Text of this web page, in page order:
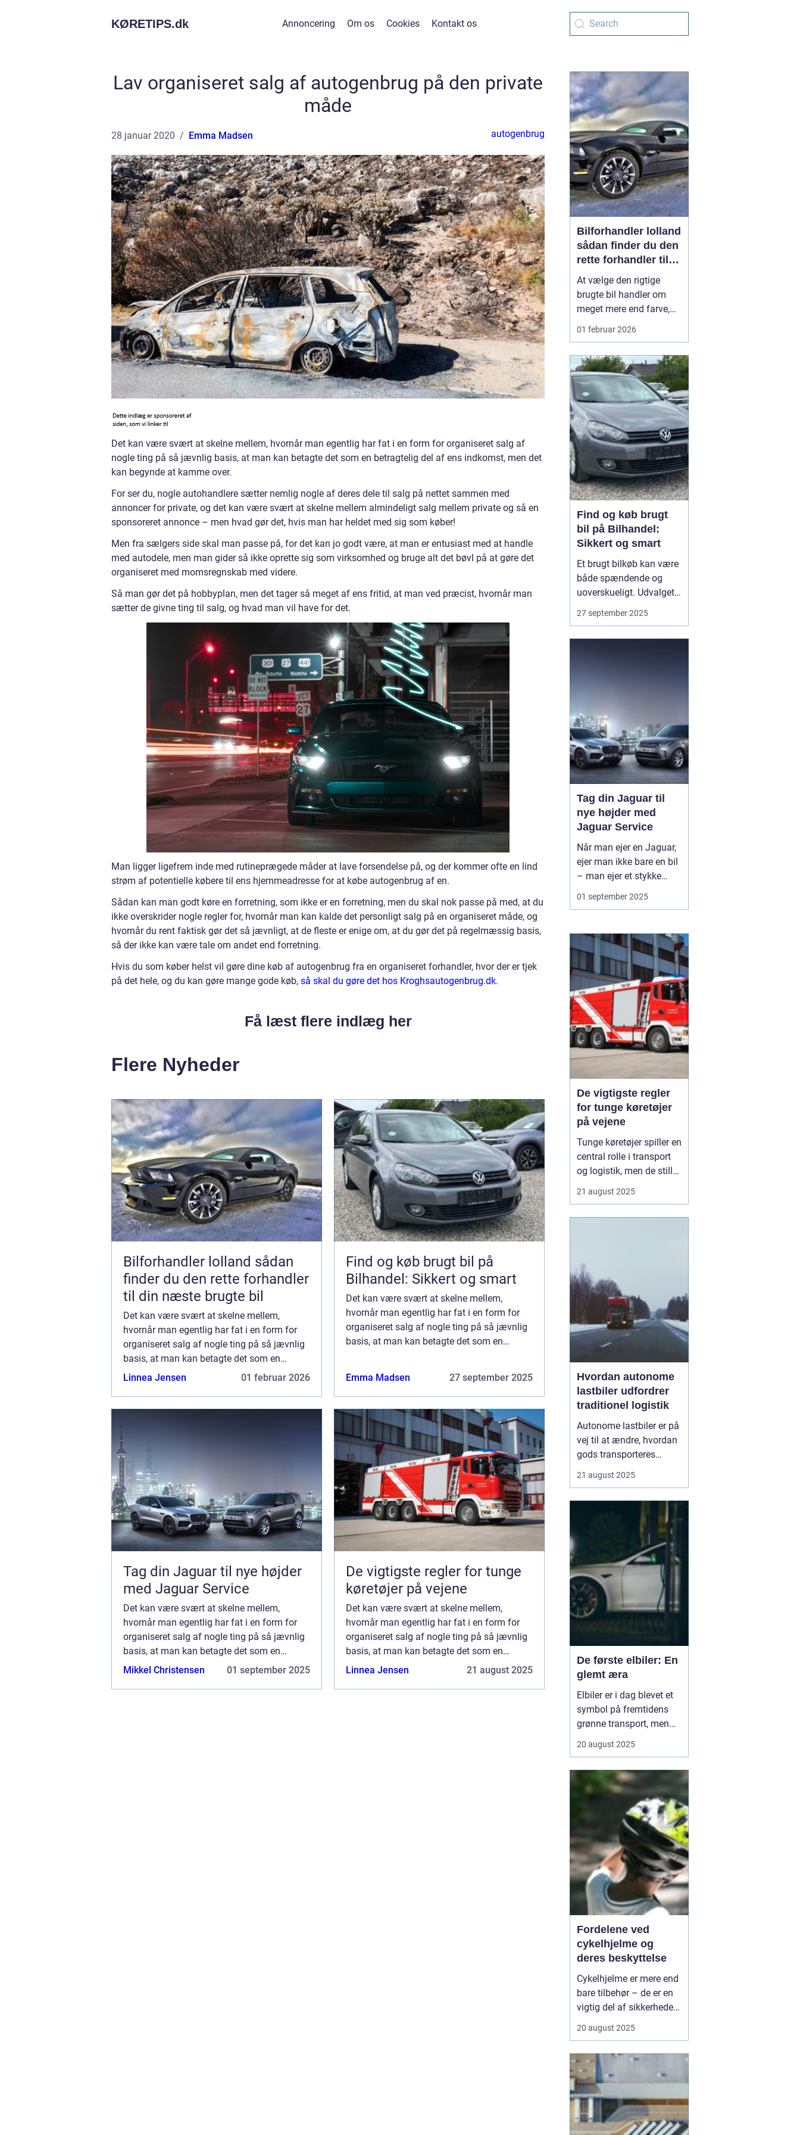
KØRETIPS.dk Annoncering Om os Cookies Kontakt os
Lav organiseret salg af autogenbrug på den private
måde
28 januar 2020 Emma Madsen autogenbrug
Det kan være svært at skelne mellem, hvornår man egentlig har fat i en form for organiseret salg af
nogle ting på så jævnlig basis, at man kan betagte det som en betragtelig del af ens indkomst, men det
kan begynde at kamme over.
For ser du, nogle autohandlere sætter nemlig nogle af deres dele til salg på nettet sammen med
annoncer for private, og det kan være svært at skelne mellem almindeligt salg mellem private og så en
sponsoreret annonce – men hvad gør det, hvis man har heldet med sig som køber!
Men fra sælgers side skal man passe på, for det kan jo godt være, at man er entusiast med at handle
med autodele, men man gider så ikke oprette sig som virksomhed og bruge alt det bøvl på at gøre det
organiseret med momsregnskab med videre.
Så man gør det på hobbyplan, men det tager så meget af ens fritid, at man ved præcist, hvornår man
sætter de givne ting til salg, og hvad man vil have for det.
Man ligger ligefrem inde med rutineprægede måder at lave forsendelse på, og der kommer ofte en lind
strøm af potentielle købere til ens hjemmeadresse for at købe autogenbrug af en.
Sådan kan man godt køre en forretning, som ikke er en forretning, men du skal nok passe på med, at du
ikke overskrider nogle regler for, hvornår man kan kalde det personligt salg på en organiseret måde, og
hvornår du rent faktisk gør det så jævnligt, at de fleste er enige om, at du gør det på regelmæssig basis,
så der ikke kan være tale om andet end forretning.
Hvis du som køber helst vil gøre dine køb af autogenbrug fra en organiseret forhandler, hvor der er tjek
på det hele, og du kan gøre mange gode køb, så skal du gøre det hos Kroghsautogenbrug.dk.
Få læst flere indlæg her
Flere Nyheder
Bilforhandler lolland sådan
finder du den rette forhandler
til din næste brugte bil
Det kan være svært at skelne mellem,
hvornår man egentlig har fat i en form for
organiseret salg af nogle ting på så jævnlig
basis, at man kan betagte det som en
betragtelig del af ens indkomst, men det kan
Linnea Jensen 01 februar 2026
Find og køb brugt bil på
Bilhandel: Sikkert og smart
Det kan være svært at skelne mellem,
hvornår man egentlig har fat i en form for
organiseret salg af nogle ting på så jævnlig
basis, at man kan betagte det som en
Emma Madsen 27 september 2025
Tag din Jaguar til nye højder
med Jaguar Service
Det kan være svært at skelne mellem,
hvornår man egentlig har fat i en form for
organiseret salg af nogle ting på så jævnlig
basis, at man kan betagte det som en
betragtelig del af ens indkomst, men det kan
Mikkel Christensen 01 september 2025
De vigtigste regler for tunge
køretøjer på vejene
Det kan være svært at skelne mellem,
hvornår man egentlig har fat i en form for
organiseret salg af nogle ting på så jævnlig
basis, at man kan betagte det som en
betragtelig del af ens indkomst, men det kan
Linnea Jensen 21 august 2025
Bilforhandler lolland
sådan finder du den
rette forhandler til
din næste brugte bil
At vælge den rigtige
brugte bil handler om
meget mere end farve,
mærke og pris. For
bilforhandler mindst lige
så vigtigt som selve
bilen. En god forhandler
kan gøre forskellen
mellem et trygt bilkøb og
en dyr fe...
01 februar 2026
Find og køb brugt
bil på Bilhandel:
Sikkert og smart
Et brugt bilkøb kan være
både spændende og
uoverskueligt. Udvalget
er stort, modellerne
mange, og priserne
27 september 2025
Tag din Jaguar til
nye højder med
Jaguar Service
Når man ejer en Jaguar,
ejer man ikke bare en bil
– man ejer et stykke
britisk bilhistorie, hvor
elegance, ydeevne og
hånd. For at bevare
bilens unikke karakter og
sikre mange års køre...
01 september 2025
De vigtigste regler
for tunge køretøjer
på vejene
Tunge køretøjer spiller en
central rolle i transport
og logistik, men de stiller
sikkerhed og ansvar på
21 august 2025
Hvordan autonome
lastbiler udfordrer
traditionel logistik
Autonome lastbiler er på
vej til at ændre, hvordan
gods transporteres
med avancerede
kunstig intelligens kan
disse køretøjer navigere
lange strækninger uden
menneskelig fø...
21 august 2025
De første elbiler: En
glemt æra
Elbiler er i dag blevet et
symbol på fremtidens
grønne transport, men
køretøjer går langt
slutningen af 1800-tallet
og begyndelsen af 1900-
tallet eksperimenterede
opfindere ...
20 august 2025
Fordelene ved
cykelhjelme og
deres beskyttelse
Cykelhjelme er mere end
bare tilbehør – de er en
vigtig del af sikkerheden
år sker der tusindvis af
af dem kunne have fået
mindre alvorlige
konsekvenser med
korrekt beskyttel...
20 august 2025